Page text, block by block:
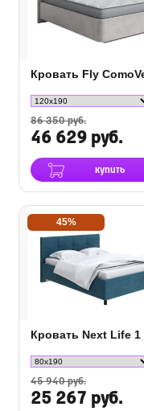
86 350 руб.
46 629 руб.
купить
45%
45 940 руб.
25 267 руб.